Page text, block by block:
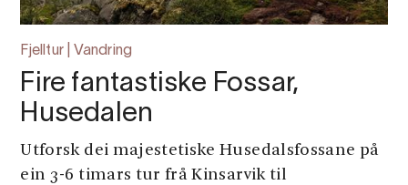
Fjelltur | Vandring
Fire fantastiske Fossar,
Husedalen
Utforsk dei majestetiske Husedalsfossane på
ein 3-6 timars tur frå Kinsarvik til